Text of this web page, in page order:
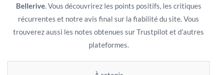
Bellerive. Vous découvrirez les points positifs, les critiques
récurrentes et notre avis final sur la fiabilité du site. Vous
trouverez aussi les notes obtenues sur Trustpilot et d’autres
plateformes.